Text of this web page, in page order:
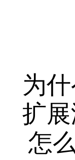
为
扩
怎